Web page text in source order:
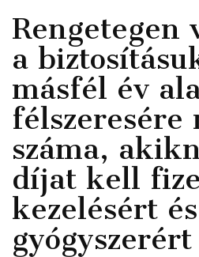
Rengetegen
a
másfél év
félszeresére
száma,
díjat kell
kezelésért és
gyógyszerért